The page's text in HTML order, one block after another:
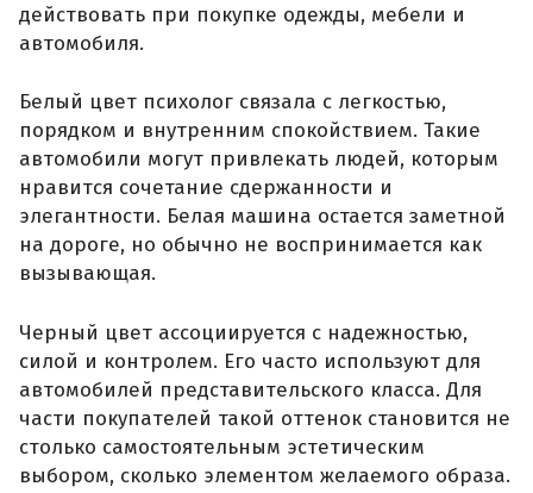
действовать при покупке одежды, мебели и
автомобиля.
Белый цвет психолог связала с легкостью,
порядком и внутренним спокойствием. Такие
автомобили могут привлекать людей, которым
нравится сочетание сдержанности и
элегантности. Белая машина остается заметной
на дороге, но обычно не воспринимается как
вызывающая.
Черный цвет ассоциируется с надежностью,
силой и контролем. Его часто используют для
автомобилей представительского класса. Для
части покупателей такой оттенок становится не
столько самостоятельным эстетическим
выбором, сколько элементом желаемого образа.